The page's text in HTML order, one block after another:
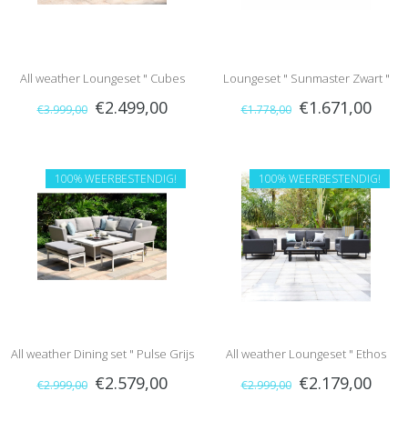
All weather Loungeset " Cubes
Flanelle "
€3.999,00 €2.499,00
Loungeset " Sunmaster Zwart "
€1.778,00 €1.671,00
100% WEERBESTENDIG!
All weather Dining set " Pulse Grijs
"
€2.999,00 €2.579,00
100% WEERBESTENDIG!
All weather Loungeset " Ethos
Charcoal "
€2.999,00 €2.179,00